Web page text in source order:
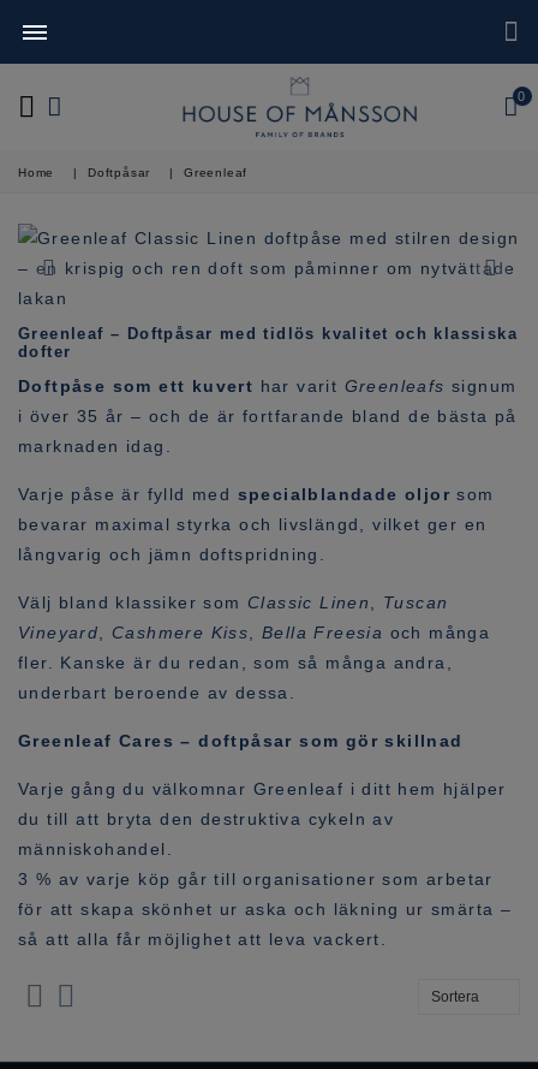
0
Home | Doftpåsar | Greenleaf
Greenleaf – Doftpåsar med tidlös kvalitet och klassiska
dofter
Doftpåse som ett kuvert har varit Greenleafs signum
i över 35 år – och de är fortfarande bland de bästa på
marknaden idag.
Varje påse är fylld med specialblandade oljor som
bevarar maximal styrka och livslängd, vilket ger en
långvarig och jämn doftspridning.
Välj bland klassiker som Classic Linen, Tuscan
Vineyard, Cashmere Kiss,Bella Freesia och många
fler. Kanske är du redan, som så många andra,
underbart beroende av dessa.
Greenleaf Cares – doftpåsar som gör skillnad
Varje gång du välkomnar Greenleaf i ditt hem hjälper
du till att bryta den destruktiva cykeln av
människohandel.
3 % av varje köp går till organisationer som arbetar
för att skapa skönhet ur aska och läkning ur smärta –
så att alla får möjlighet att leva vackert.